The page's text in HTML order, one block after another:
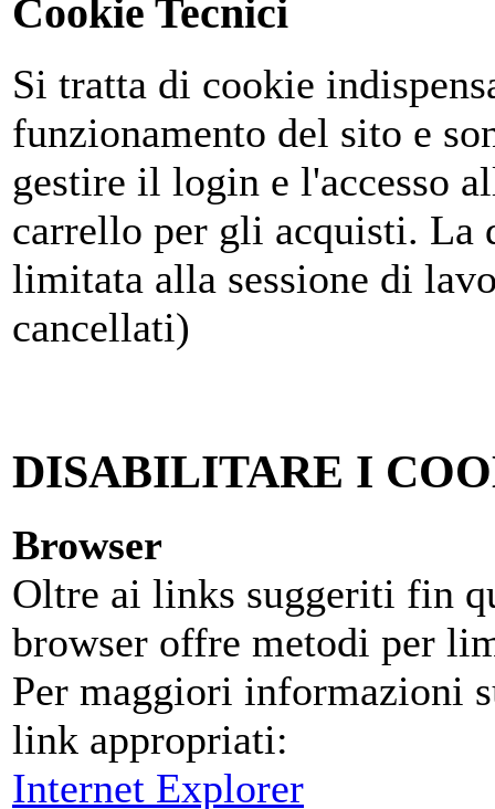
Cookie Tecnici
Si tratta di cookie
funzionamento del sito e
gestire il login e l'accesso
carrello per gli acquisti. La
limitata alla sessione di
cancellati)
DISABILITARE I
Browser
Oltre ai links suggeriti fin
browser offre metodi per
Per maggiori informazioni
link appropriati:
Internet Explorer